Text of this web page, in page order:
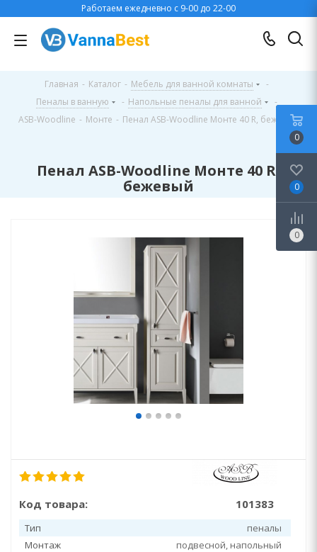
Работаем ежедневно с 9-00 до 22-00
Главная - Каталог - Мебель для ванной комнаты
-
Пеналы в ванную
- Напольные пеналы для ванной
-
ASB-Woodline - Монте - Пенал ASB-Woodline Монте 40 R, бежевый
Пенал ASB-Woodline Монте 40 R,
бежевый
Код товара: 101383
Тип
пеналы
Монтаж
подвесной, напольный
0
0
0